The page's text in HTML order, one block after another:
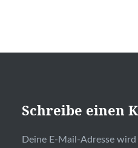
Schreibe einen
Deine E-Mail-Adresse